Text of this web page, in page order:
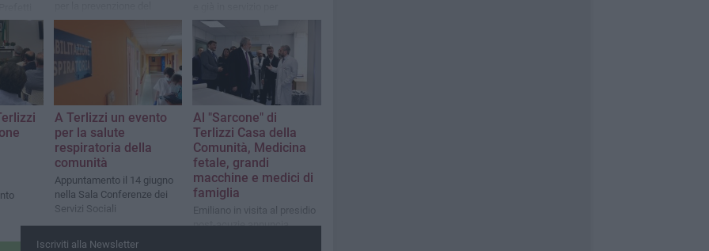
del
carcinoma femminile: prima
esperienza del genere in
Puglia e in Italia
migliorare l’accesso in
ospedale nei casi
d’emergenza-urgenza
A Terlizzi un evento
per la salute
respiratoria della
comunità
Appuntamento il 14 giugno
nella Sala Conferenze dei
Servizi Sociali
Al "Sarcone" di
Terlizzi Casa della
Comunità, Medicina
fetale, grandi
macchine e medici di
famiglia
Emiliano in visita al presidio
post-acuzie annuncia
Iscriviti alla Newsletter